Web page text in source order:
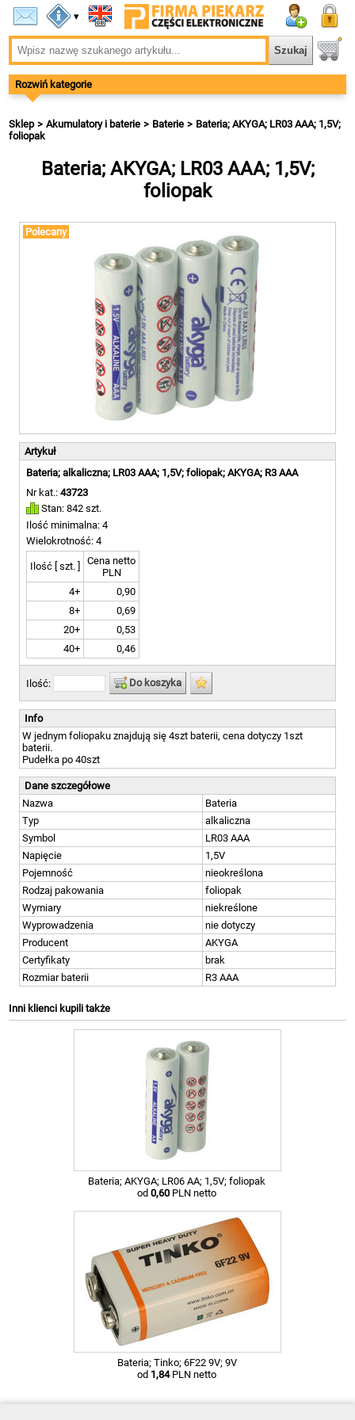
▾
Rozwiń kategorie
Sklep Akumulatory i baterie Baterie
Bateria; AKYGA; LR03 AAA; 1,5V;
foliopak
Bateria; AKYGA; LR03 AAA; 1,5V;
foliopak
Polecany
Artykuł
Bateria; alkaliczna; LR03 AAA; 1,5V; foliopak; AKYGA; R3 AAA
Nr kat.: 43723
Stan: 842 szt.
Ilość minimalna: 4
Wielokrotność: 4
Ilość [ szt. ]
Cena netto
PLN
4+
0,90
8+
0,69
20+
0,53
40+
0,46
Ilość: Do koszyka
Info
W jednym foliopaku znajdują się 4szt baterii, cena dotyczy 1szt
baterii.
Pudełka po 40szt
Dane szczegółowe
Nazwa
Bateria
Typ
alkaliczna
Symbol
LR03 AAA
Napięcie
1,5V
Pojemność
nieokreślona
Rodzaj pakowania
foliopak
Wymiary
niekreślone
Wyprowadzenia
nie dotyczy
Producent
AKYGA
Certyfikaty
brak
Rozmiar baterii
R3 AAA
Inni klienci kupili także
Bateria; AKYGA; LR06 AA; 1,5V; foliopak
od 0,60 PLN netto
Bateria; Tinko; 6F22 9V; 9V
od 1,84PLN netto